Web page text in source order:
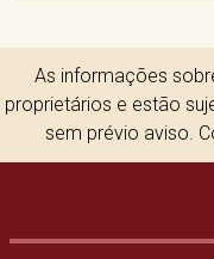
As informações
proprietários e estão
sem prévio aviso.